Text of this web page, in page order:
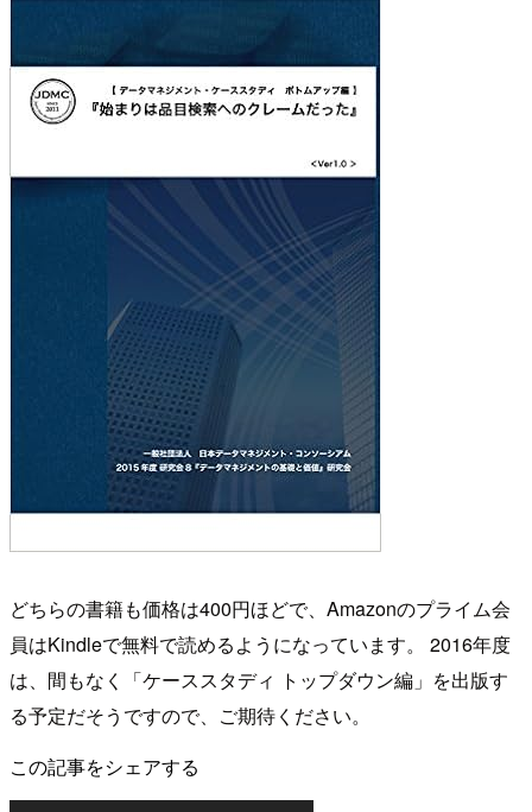
どちらの書籍も価格は400円ほどで、Amazonのプライム会
員はKindleで無料で読めるようになっています。 2016年度
は、間もなく「ケーススタディ トップダウン編」を出版す
る予定だそうですので、ご期待ください。
この記事をシェアする